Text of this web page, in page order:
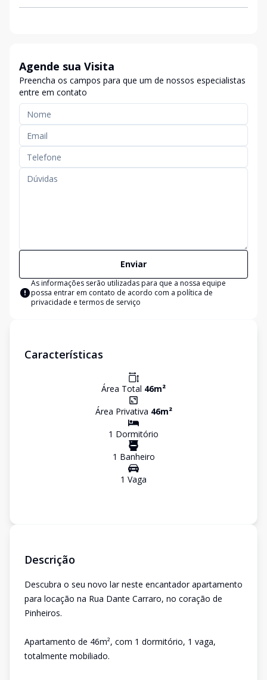
Agende sua Visita
Preencha os campos para que um de nossos especialistas
entre em contato
Enviar
As informações serão utilizadas para que a nossa equipe
possa entrar em contato de acordo com a política de
privacidade e termos de serviço
Características
Área Total 46m²
Área Privativa 46m²
1 Dormitório
1 Banheiro
1 Vaga
Descrição
Descubra o seu novo lar neste encantador apartamento
para locação na Rua Dante Carraro, no coração de
Pinheiros.
Apartamento de 46m², com 1 dormitório, 1 vaga,
totalmente mobiliado.